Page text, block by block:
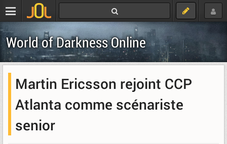
World of Darkness Online
Martin Ericsson rejoint CCP
Atlanta comme scénariste
senior